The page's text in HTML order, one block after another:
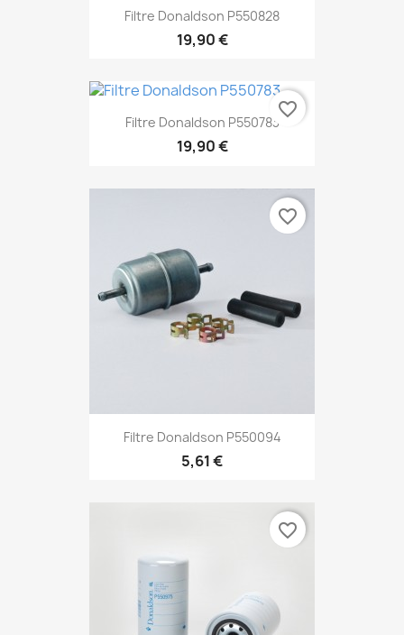
Filtre Donaldson P550828
19,90 €
Filtre Donaldson P550783
19,90 €
favorite_border
Filtre Donaldson P550094
5,61 €
favorite_border
favorite_border